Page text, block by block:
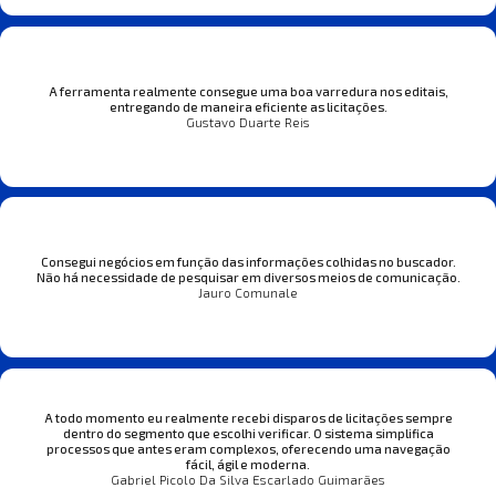
A ferramenta realmente consegue uma boa varredura nos editais,
entregando de maneira eficiente as licitações.
Gustavo Duarte Reis
Consegui negócios em função das informações colhidas no buscador.
Não há necessidade de pesquisar em diversos meios de comunicação.
Jauro Comunale
A todo momento eu realmente recebi disparos de licitações sempre
dentro do segmento que escolhi verificar. O sistema simplifica
processos que antes eram complexos, oferecendo uma navegação
fácil, ágil e moderna.
Gabriel Picolo Da Silva Escarlado Guimarães